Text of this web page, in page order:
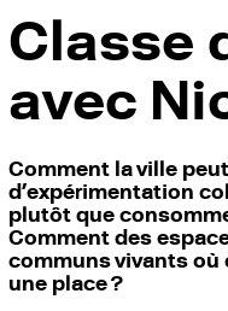
Classe
avec
Comment la ville
d’expérimentation
plutôt que
Comment des
communs vivants où
une place ?